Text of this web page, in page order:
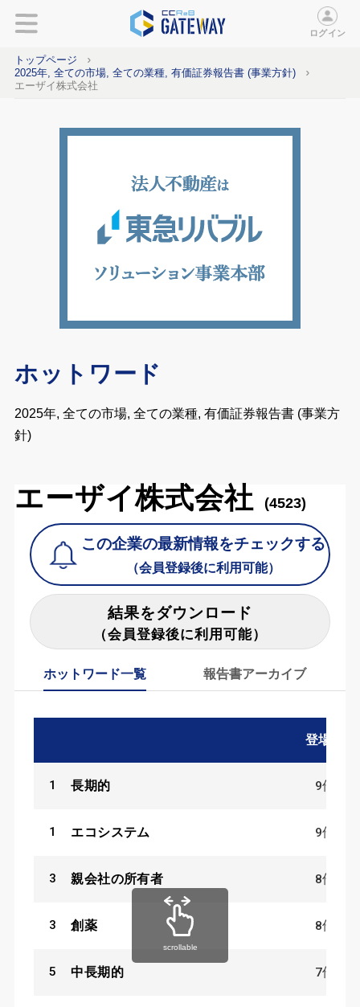
ログイン
トップページ
2025年, 全ての市場, 全ての業種, 有価証券報告書 (事業方針)
エーザイ株式会社
ホットワード
2025年, 全ての市場, 全ての業種, 有価証券報告書 (事業方
針)
エーザイ株式会社 (4523)
この企業の最新情報をチェックする
（会員登録後に利用可能）
結果をダウンロード
（会員登録後に利用可能）
ホットワード一覧 報告書アーカイブ
登場数
1 長期的 9件
1 エコシステム 9件
3 親会社の所有者 8件
3 創薬 8件
5 中長期的 7件
scrollable